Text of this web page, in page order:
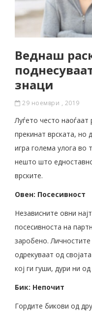
Веднаш
знаци
29 ноември , 2019
Луѓето често наоѓаат
прекинат врската, но
игра голема улога во
нешто што
врските.
Овен: Посесивност
Независните овни
посесивноста на
заробено.
одрекуваат од
кој ги гуши, дури ни
Бик: Непочит
Гордите бикови од